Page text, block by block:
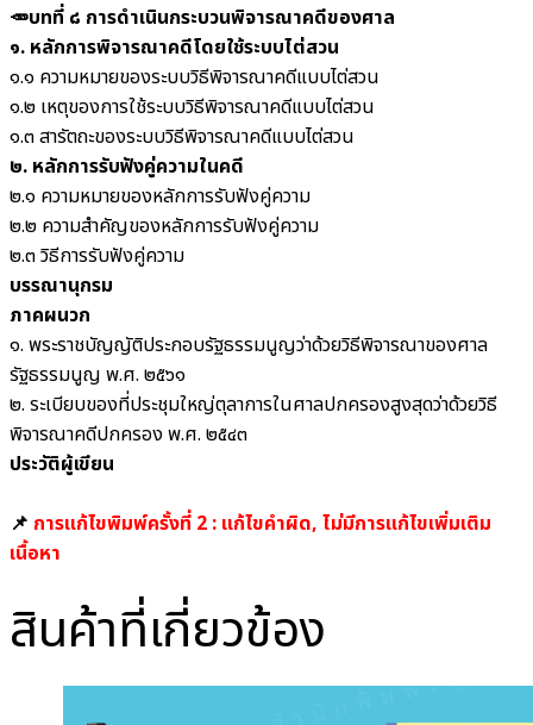
🥕บทที่ ๘ การดำเนินกระบวนพิจารณาคดีของศาล
๑. หลักการพิจารณาคดีโดยใช้ระบบไต่สวน
๑.๑ ความหมายของระบบวิธีพิจารณาคดีแบบไต่สวน
๑.๒ เหตุของการใช้ระบบวิธีพิจารณาคดีแบบไต่สวน
๑.๓ สารัตถะของระบบวิธีพิจารณาคดีแบบไต่สวน
๒. หลักการรับฟังคู่ความในคดี
๒.๑ ความหมายของหลักการรับฟังคู่ความ
๒.๒ ความสำคัญของหลักการรับฟังคู่ความ
๒.๓ วิธีการรับฟังคู่ความ
บรรณานุกรม
ภาคผนวก
๑. พระราชบัญญัติประกอบรัฐธรรมนูญว่าด้วยวิธีพิจารณาของศาล
รัฐธรรมนูญ พ.ศ. ๒๕๖๑
๒. ระเบียบของที่ประชุมใหญ่ตุลาการในศาลปกครองสูงสุดว่าด้วยวิธี
พิจารณาคดีปกครอง พ.ศ. ๒๕๔๓
ประวัติผู้เขียน
📌 การแก้ไขพิมพ์ครั้งที่ 2 : แก้ไขคำผิด, ไม่มีการแก้ไขเพิ่มเติม
เนื้อหา
สินค้าที่เกี่ยวข้อง